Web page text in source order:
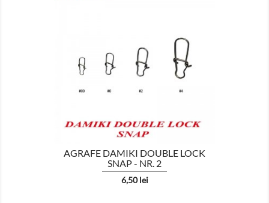
AGRAFE DAMIKI DOUBLE LOCK
SNAP - NR. 2
Pret
6,50 lei
AFISEAZA 